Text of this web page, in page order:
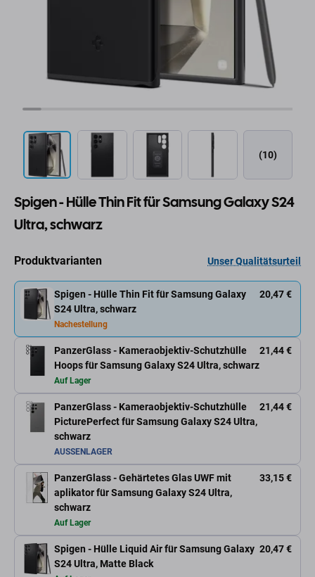
(10)
Spigen - Hülle Thin Fit für Samsung Galaxy S24
Ultra, schwarz
Produktvarianten Unser Qualitätsurteil
PanzerGlass - Kameraobjektiv-Schutzhülle
Hoops für Samsung Galaxy S24 Ultra, schwarz
21,44 €
Auf Lager
PanzerGlass - Kameraobjektiv-Schutzhülle
PicturePerfect für Samsung Galaxy S24 Ultra,
schwarz
21,44 €
AUSSENLAGER
PanzerGlass - Gehärtetes Glas UWF mit
aplikator für Samsung Galaxy S24 Ultra,
schwarz
33,15 €
Auf Lager
Spigen - Hülle Liquid Air für Samsung Galaxy
S24 Ultra, Matte Black
20,47 €
Spigen - Hülle Thin Fit für Samsung Galaxy
S24 Ultra, schwarz
20,47 €
Nachestellung